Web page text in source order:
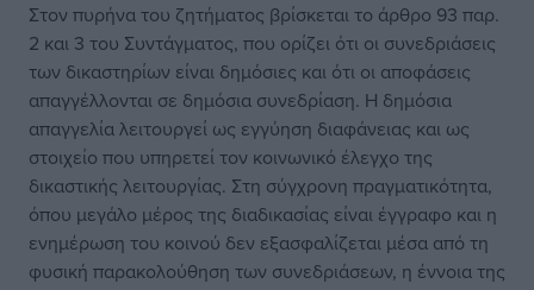
Στον πυρήνα του ζητήματος βρίσκεται το άρθρο 93 παρ.
2 και 3 του Συντάγματος, που ορίζει ότι οι συνεδριάσεις
των δικαστηρίων είναι δημόσιες και ότι οι αποφάσεις
απαγγέλλονται σε δημόσια συνεδρίαση. Η δημόσια
απαγγελία λειτουργεί ως εγγύηση διαφάνειας και ως
στοιχείο που υπηρετεί τον κοινωνικό έλεγχο της
δικαστικής λειτουργίας. Στη σύγχρονη πραγματικότητα,
όπου μεγάλο μέρος της διαδικασίας είναι έγγραφο και η
ενημέρωση του κοινού δεν εξασφαλίζεται μέσα από τη
φυσική παρακολούθηση των συνεδριάσεων, η έννοια της